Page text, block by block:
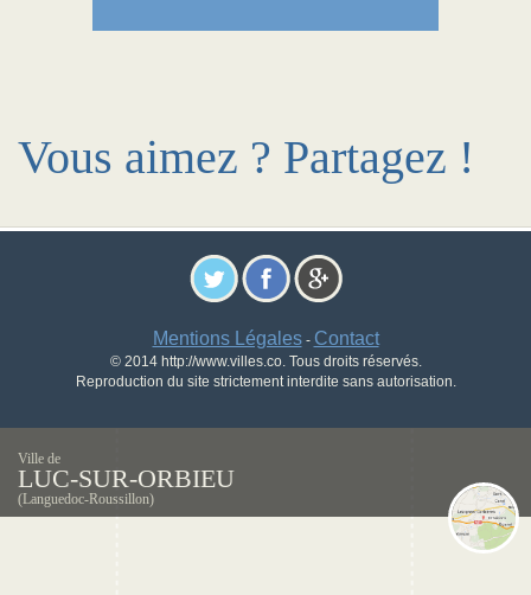
Vous aimez ? Partagez !
Mentions Légales- Contact
© 2014 http://www.villes.co. Tous droits réservés.
Reproduction du site strictement interdite sans autorisation.
Ville de
LUC-SUR-ORBIEU
(Languedoc-Roussillon)